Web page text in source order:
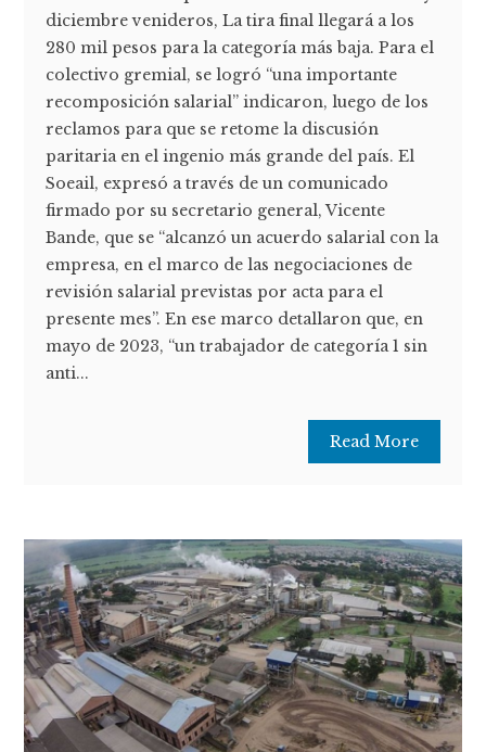
diciembre venideros, La tira final llegará a los
280 mil pesos para la categoría más baja. Para el
colectivo gremial, se logró “una importante
recomposición salarial” indicaron, luego de los
reclamos para que se retome la discusión
paritaria en el ingenio más grande del país. El
Soeail, expresó a través de un comunicado
firmado por su secretario general, Vicente
Bande, que se “alcanzó un acuerdo salarial con la
empresa, en el marco de las negociaciones de
revisión salarial previstas por acta para el
presente mes”. En ese marco detallaron que, en
mayo de 2023, “un trabajador de categoría 1 sin
anti...
Read More